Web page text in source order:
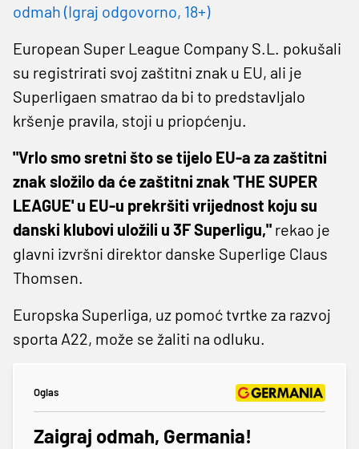
odmah (Igraj odgovorno, 18+)
European Super League Company S.L. pokušali
su registrirati svoj zaštitni znak u EU, ali je
Superligaen smatrao da bi to predstavljalo
kršenje pravila, stoji u priopćenju.
"Vrlo smo sretni što se tijelo EU-a za zaštitni
znak složilo da će zaštitni znak 'THE SUPER
LEAGUE' u EU-u prekršiti vrijednost koju su
danski klubovi uložili u 3F Superligu," rekao je
glavni izvršni direktor danske Superlige Claus
Thomsen.
Europska Superliga, uz pomoć tvrtke za razvoj
sporta A22, može se žaliti na odluku.
Oglas
Zaigraj odmah, Germania!